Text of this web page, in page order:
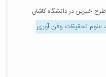
خیرین در دانشگاه کاشان
علوم تحقیقات وفن آوری